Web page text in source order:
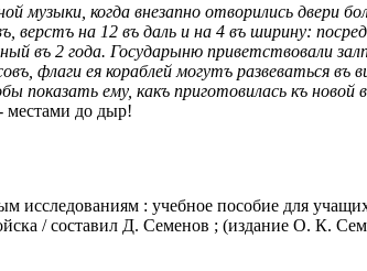
музыки, когда внезапно отворились двери
на 12 въ даль и на 4 въ ширину:
въ 2 года. Государыню приветствовали
флаги ея кораблей могутъ развеваться въ
показать ему, какъ приготовилась къ новой
местами до дыр!
исследованиям : учебное пособие для
/ составил Д. Семенов ; (издание О. К.